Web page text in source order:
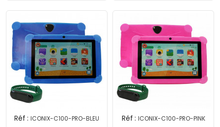
Réf : ICONIX-C100-PRO-BLEU Réf : ICONIX-C100-PRO-PINK